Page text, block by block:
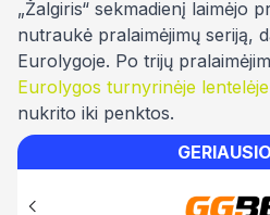
„Žalgiris“ sekmadienį laimėjo
nutraukė pralaimėjimų seriją,
Eurolygoje. Po trijų
Eurolygos turnyrinėje lentelėje
nukrito iki penktos.